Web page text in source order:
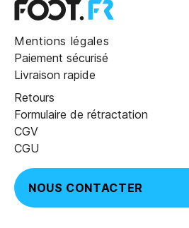
Mentions légales
Paiement sécurisé
Livraison rapide
Retours
Formulaire de rétractation
CGV
CGU
NOUS CONTACTER